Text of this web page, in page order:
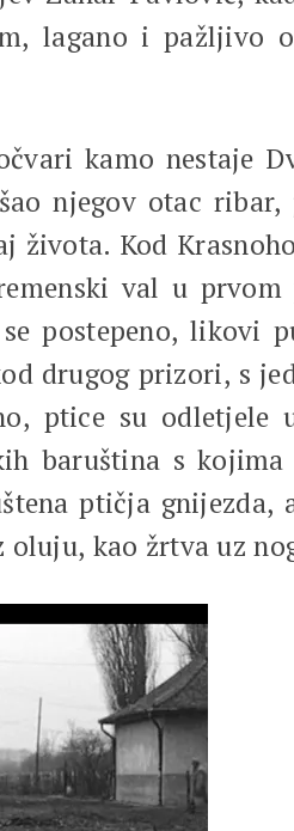
lagano i pažljivo
kamo nestaje
njegov otac
života. Kod
val u
postepeno, likovi
drugog prizori, s
ptice su odletjele
baruština s kojima
ptičja gnijezda,
kao žrtva uz